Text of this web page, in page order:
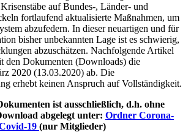
auf Bundes-, Länder- und
fortlaufend aktualisierte Maßnahmen, um
abzufedern. In dieser neuartigen und für
bisher unbekannten Lage ist es schwierig,
abzuschätzen. Nachfolgende Artikel
den Dokumenten (Downloads) die
2020 (13.03.2020) ab. Die
erhebt keinen Anspruch auf Vollständigkeit.
ist ausschließlich, d.h. ohne
abgelegt unter: Ordner Corona-
19 (nur Mitglieder)